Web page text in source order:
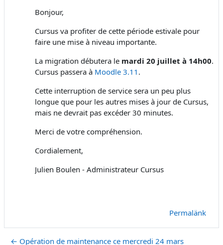
Bonjour,
Cursus va profiter de cette période estivale pour
faire une mise à niveau importante.
La migration débutera le mardi 20 juillet à 14h00.
Cursus passera à Moodle 3.11 .
Cette interruption de service sera un peu plus
longue que pour les autres mises à jour de Cursus,
mais ne devrait pas excéder 30 minutes.
Merci de votre compréhension.
Cordialement,
Julien Boulen - Administrateur Cursus
Permalänk
← Opération de maintenance ce mercredi 24 mars